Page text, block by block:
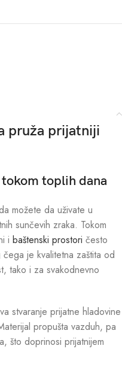
pruža prijatniji
toplih dana
možete da uživate u
sunčevih zraka. Tokom
i baštenski prostori često
je kvalitetna zaštita od
tako i za svakodnevno
stvaranje prijatne hladovine
propušta vazduh, pa
što doprinosi prijatnijem